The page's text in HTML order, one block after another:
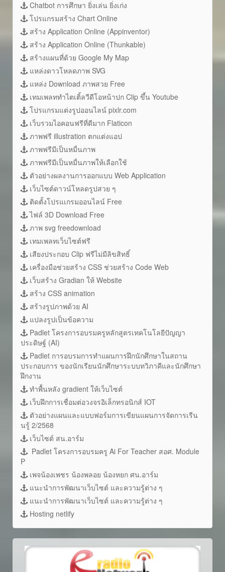
Chatbot การศึกษา ยิ่งเล่น ยิ่งเก่ง
โปรแกรมสร้าง Chart Online
สร้าง Application Online (Appinventor)
สร้าง Application Online (Thunkable)
สร้างแผนที่ด้วย Google My Map
แหล่งดาวโหลดภาพ SVG
แหล่ง Download ภาพสวย Free
เทมเพลททำไตเติ้ลวีดีโอหน้าปก Clip ขึ้น Youtube
โปรแกรมแต่งรูปออนไลน์ pixlr.com
เว็บรวมไอคอนฟรีที่ดีมาก Flaticon
ภาพฟรี illustration ตกแต่งแอป
ภาพฟรีมีเป็นหมื่นภาพ
ภาพฟรีมีเป็นหมื่นภาพให้เลือกใช้
ตัวอย่างผลงานการออกแบบ Web Application
เว็บไซต์ดาวน์โหลดรูปสวย ๆ
ติดตั้งโปรแเกรมออนไลน์ Free
ไฟล์ 3D Download Free
ภาพ svg freedownload
เทมเพลทเว็บไซต์ฟรี
เสียงประกอบ Clip ฟรีไม่มีลิขสิทธิ์
เครื่องมือช่วยสร้าง CSS ช่วยสร้าง Code Web
เว็บสร้าง Gradian ให้ Website
สร้าง CSS animation
สร้างรูปภาพด้วย AI
แปลงรูปเป็นข้อความ
Padlet โครงการอบรมครูหลักสูตรเทคโนโลยีปัญญา
ประดิษฐ์ (AI)
Padlet การอบรมการทำแผนการฝึกนักศึกษาในสถาน
ประกอบการ ของนักเรียนนักศึกษาระบบทวิภาคีและนักศึกษา
ฝึกงาน
ทำพื้นหลัง gradient ให้เว็บไซต์
เว็บฝึกการเชื่อมต่อวงจรอิเล็กทรอนิกส์ IOT
ตัวอย่างแผนและแบบฟอร์มการเขียนแผนการจัดการเรีน
นรู้ 2/2568
เว็บไซต์ สน.อาร์ม
Padlet โครงการอบรมครู Ai For Teacher สอศ. Module
P
เพจน้องเพชร น้องพลอย น้องหยก ศน.อาร์ม
แนะนำการพัฒนาเว็บไซต์ และความรู้ต่าง ๆ
แนะนำการพัฒนาเว็บไซต์ และความรู้ต่าง ๆ
Hosting netlify